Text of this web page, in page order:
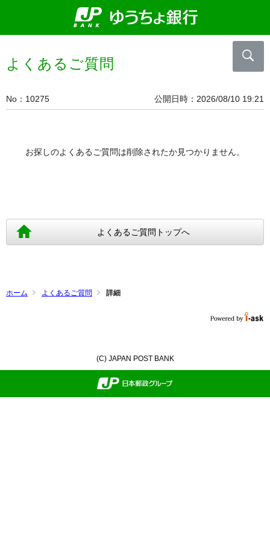
よくあるご質問
No 10275 公開日時 2026/08/10 19:21
お探しのよくあるご質問は削除されたか見つかりません。
よくあるご質問トップへ
ホーム よくあるご質問 詳細
(C) JAPAN POST BANK